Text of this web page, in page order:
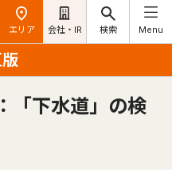
エリア 会社・IR 検索 Menu
「下水道」の検